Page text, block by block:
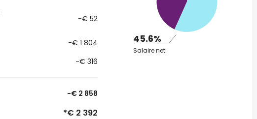
-€ 52
-€ 1 804
-€ 316
-€ 2 858
*€ 2 392
45.6%
Salaire net